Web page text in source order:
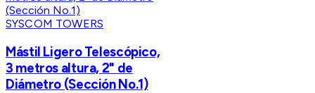
SYSCOM TOWERS
Mástil Ligero Telescópico,
3 metros altura, 2" de
Diámetro (Sección No.1)